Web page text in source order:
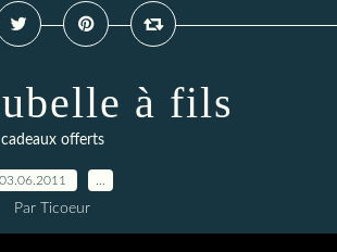
à fils
cadeaux offerts
03.06.2011
Par Ticoeur